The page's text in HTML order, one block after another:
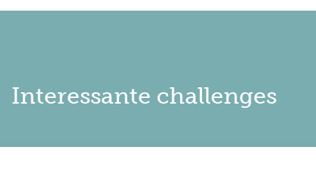
Interessante challenges